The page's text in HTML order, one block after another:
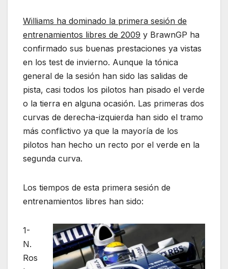
Williams ha dominado la primera sesión de
entrenamientos libres de 2009 y BrawnGP ha
confirmado sus buenas prestaciones ya vistas
en los test de invierno. Aunque la tónica
general de la sesión han sido las salidas de
pista, casi todos los pilotos han pisado el verde
o la tierra en alguna ocasión. Las primeras dos
curvas de derecha-izquierda han sido el tramo
más conflictivo ya que la mayoría de los
pilotos han hecho un recto por el verde en la
segunda curva.
Los tiempos de esta primera sesión de
entrenamientos libres han sido:
1-
N.
Ros